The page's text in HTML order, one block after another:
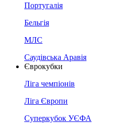
Португалія
Бельгія
МЛС
Саудівська Аравія
Єврокубки
Ліга чемпіонів
Ліга Європи
Суперкубок УЄФА